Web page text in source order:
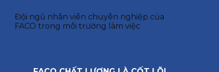
Đội ngũ nhân viên chuyên nghiệp của
FACO trong môi trường làm việc